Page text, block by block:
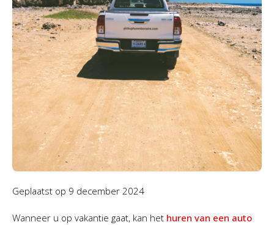
Geplaatst op 9 december 2024
Wanneer u op vakantie gaat, kan het huren van een auto